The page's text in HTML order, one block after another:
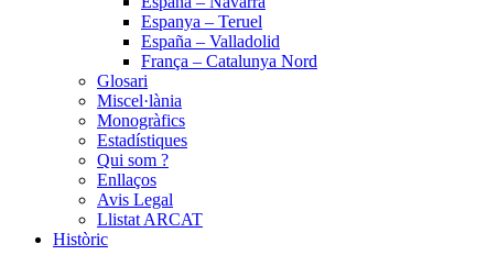
Espanya – Teruel
España – Valladolid
França – Catalunya Nord
Glosari
Miscel·lània
Monogràfics
Estadístiques
Qui som ?
Enllaços
Avis Legal
Llistat ARCAT
Històric